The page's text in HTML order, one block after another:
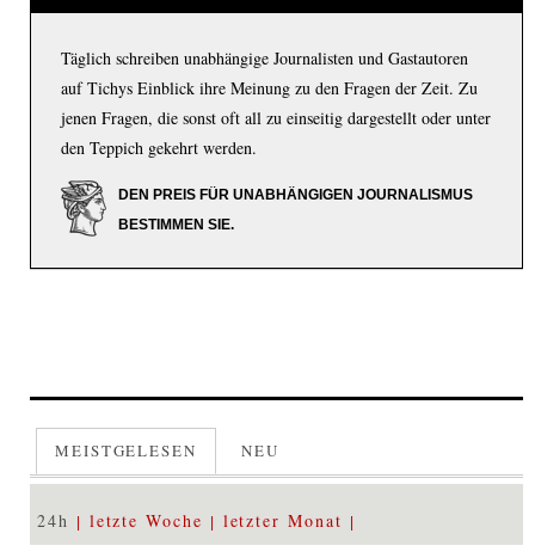
Täglich schreiben unabhängige Journalisten und Gastautoren
auf Tichys Einblick ihre Meinung zu den Fragen der Zeit. Zu
jenen Fragen, die sonst oft all zu einseitig dargestellt oder unter
den Teppich gekehrt werden.
DEN PREIS FÜR UNABHÄNGIGEN JOURNALISMUS
BESTIMMEN SIE.
MEISTGELESEN NEU
24h letzte Woche letzter Monat